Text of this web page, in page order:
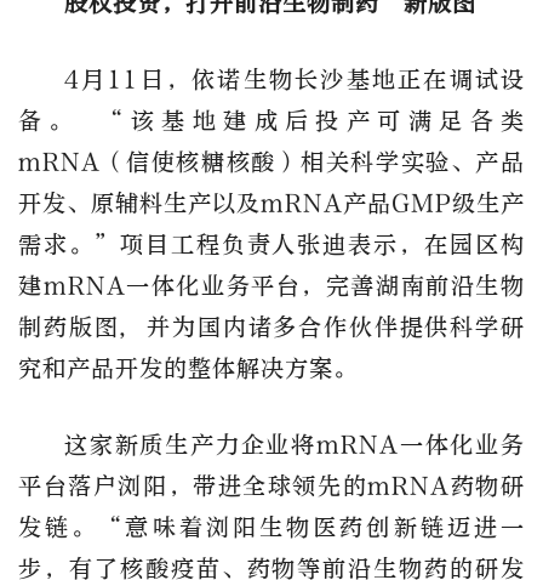
4月11日，依诺生物长沙基地正在调试设
备。 “该基地建成后投产可满足各类
mRNA （信使核糖核酸）相关科学实验、产品
开发、原辅料生产以及mRNA产品GMP级生产
需求。”项目工程负责人张迪表示，在园区构
建mRNA一体化业务平台，完善湖南前沿生物
制药版图, 并为国内诸多合作伙伴提供科学研
究和产品开发的整体解决方案。
这家新质生产力企业将mRNA一体化业务
平台落户浏阳，带进全球领先的mRNA药物研
发链。“意味着浏阳生物医药创新链迈进一
步，有了核酸疫苗、药物等前沿生物药的研发